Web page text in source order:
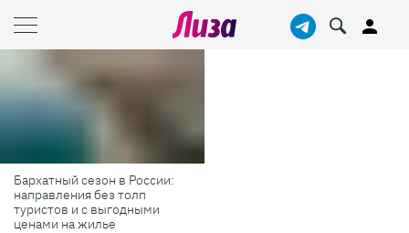
Бархатный сезон в России:
направления без толп
туристов и с выгодными
ценами на жилье